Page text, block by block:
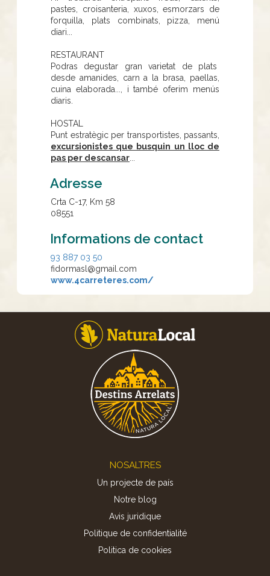
pastes, croisanteria, xuxos, esmorzars de
forquilla, plats combinats, pizza, menú
diari...
RESTAURANT
Podras degustar gran varietat de plats
desde amanides, carn a la brasa, paellas,
cuina elaborada..., i també oferim menús
diaris.
HOSTAL
Punt estratègic per transportistes, passants,
excursionistes que busquin un lloc de
pas per descansar
Adresse
Crta C-17, Km 58
08551
Informations de contact
93 887 03 50
fidormasl@gmail.com
www.4carreteres.com/
NOSALTRES
Un projecte de país
Notre blog
Avis juridique
Politique de confidentialité
Politica de cookies